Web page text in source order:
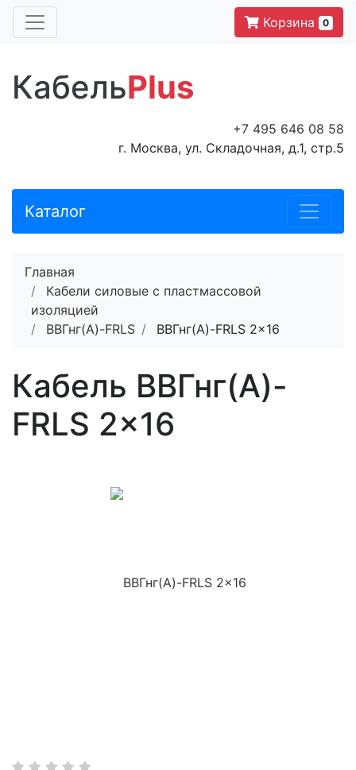
Корзина 0
КабельPlus
+7 495 646 08 58
г. Москва, ул. Складочная, д.1, стр.5
Каталог
Главная
Кабели силовые с пластмассовой
изоляцией
ВВГнг(A)-FRLS
ВВГнг(A)-FRLS 2x16
Кабель ВВГнг(A)-
FRLS 2x16